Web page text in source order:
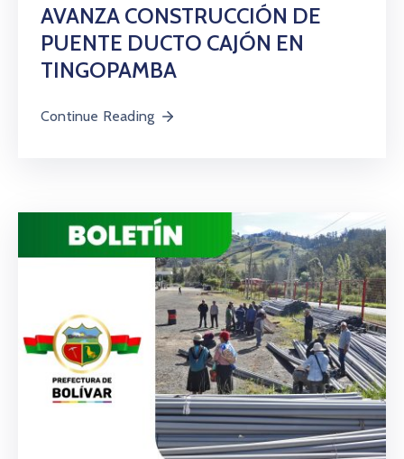
AVANZA CONSTRUCCIÓN DE
PUENTE DUCTO CAJÓN EN
TINGOPAMBA
Continue Reading